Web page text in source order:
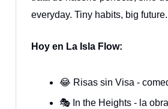
everyday. Tiny habits, big
Hoy en La Isla Flow:
😂 Risas sin Visa -
🎭 In the Heights - la obra